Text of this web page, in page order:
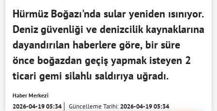
Hürmüz Boğazı'nda sular yeniden ısınıyor.
Deniz güvenliği ve denizcilik kaynaklarına
dayandırılan haberlere göre, bir süre
önce boğazdan geçiş yapmak isteyen 2
ticari gemi silahlı saldırıya uğradı.
Haber Merkezi
2026-04-19 05:34 Güncelleme Tarihi:2026-04-19 05:34